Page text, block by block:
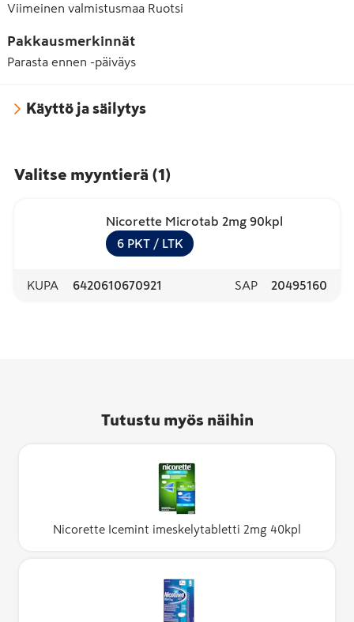
Viimeinen valmistusmaa Ruotsi
Pakkausmerkinnät
Parasta ennen -päiväys
Käyttö ja säilytys
Valitse myyntierä (1)
Nicorette Microtab 2mg 90kpl
6 PKT / LTK
KUPA 6420610670921 SAP 20495160
Tutustu myös näihin
Nicorette Icemint imeskelytabletti 2mg 40kpl